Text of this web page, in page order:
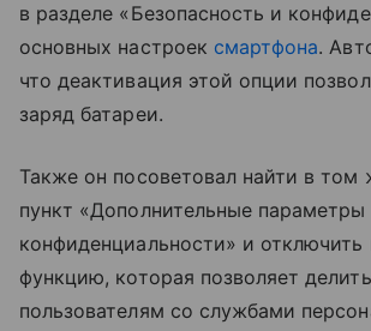
в разделе «Безопасность и
основных настроек смартфона.
что деактивация этой опции
заряд батареи.
Также он посоветовал найти в том
пункт «Дополнительные параметры
конфиденциальности» и отключить
функцию, которая позволяет
пользователям со службами